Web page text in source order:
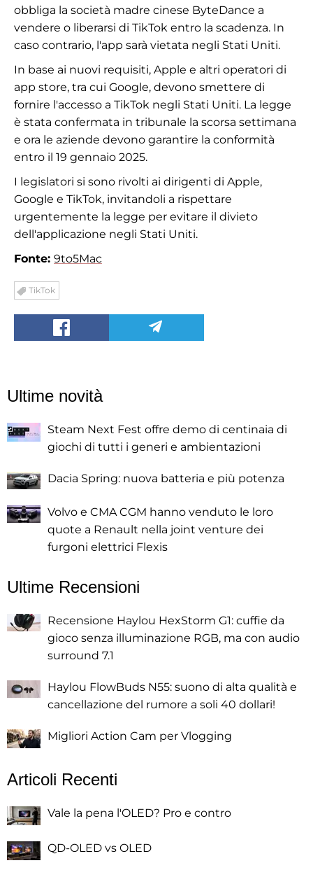
obbliga la società madre cinese ByteDance a
vendere o liberarsi di TikTok entro la scadenza. In
caso contrario, l'app sarà vietata negli Stati Uniti.
In base ai nuovi requisiti, Apple e altri operatori di
app store, tra cui Google, devono smettere di
fornire l'accesso a TikTok negli Stati Uniti. La legge
è stata confermata in tribunale la scorsa settimana
e ora le aziende devono garantire la conformità
entro il 19 gennaio 2025.
I legislatori si sono rivolti ai dirigenti di Apple,
Google e TikTok, invitandoli a rispettare
urgentemente la legge per evitare il divieto
dell'applicazione negli Stati Uniti.
Fonte: 9to5Mac
TikTok
Ultime novità
Steam Next Fest offre demo di centinaia di
giochi di tutti i generi e ambientazioni
Dacia Spring: nuova batteria e più potenza
Volvo e CMA CGM hanno venduto le loro
quote a Renault nella joint venture dei
furgoni elettrici Flexis
Ultime Recensioni
Recensione Haylou HexStorm G1: cuffie da
gioco senza illuminazione RGB, ma con audio
surround 7.1
Haylou FlowBuds N55: suono di alta qualità e
cancellazione del rumore a soli 40 dollari!
Migliori Action Cam per Vlogging
Articoli Recenti
Vale la pena l'OLED? Pro e contro
QD-OLED vs OLED